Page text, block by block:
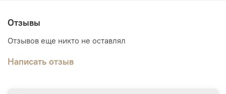
Отзывы
Отзывов еще никто не оставлял
Написать отзыв